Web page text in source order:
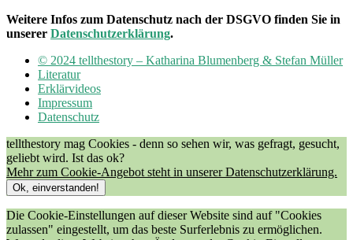
Weitere Infos zum Datenschutz nach der DSGVO finden Sie in
unserer Datenschutzerklärung.
© 2024 tellthestory – Katharina Blumenberg & Stefan Müller
Literatur
Erklärvideos
Impressum
Datenschutz
tellthestory mag Cookies - denn so sehen wir, was gefragt, gesucht,
geliebt wird. Ist das ok?
Mehr zum Cookie-Angebot steht in unserer Datenschutzerklärung.
Ok, einverstanden!
Die Cookie-Einstellungen auf dieser Website sind auf "Cookies
zulassen" eingestellt, um das beste Surferlebnis zu ermöglichen.